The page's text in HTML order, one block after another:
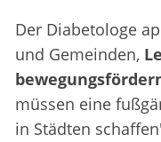
Der Diabetologe
und Gemeinden,
müssen eine
in Städten